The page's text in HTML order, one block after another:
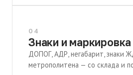
04
Знаки и маркировка
ДОПОГ, АДР, негабарит, знаки
метрополитена — со склада и